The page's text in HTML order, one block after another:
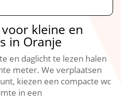
kleine en
in Oranje
en daglicht te lezen halen
meter. We verplaatsen
kiezen een compacte wc
in een